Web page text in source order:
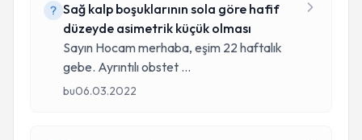
Sağ kalp boşuklarının sola göre hafif
düzeyde asimetrik küçük olması
Sayın Hocam merhaba, eşim 22 haftalık
gebe. Ayrıntılı obstet ...
bu06.03.2022